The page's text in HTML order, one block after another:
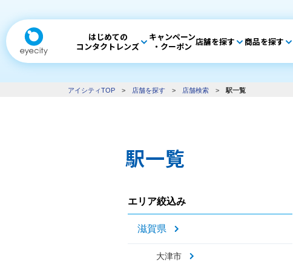
はじめての
コンタクトレンズ
キャンペーン
・クーポン 店舗を探す 商品を探す
アイシティTOP > 店舗を探す > 店舗検索 > 駅一覧
駅一覧
エリア絞込み
滋賀県
大津市